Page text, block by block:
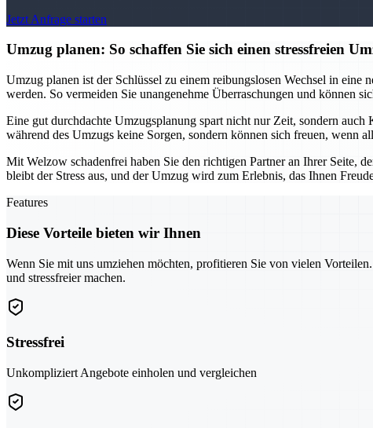
Jetzt Anfrage starten
Umzug planen: So schaffen Sie sich einen stressfreien
Umzug planen ist der Schlüssel zu einem reibungslosen Wechsel in eine
werden. So vermeiden Sie unangenehme Überraschungen und können
Eine gut durchdachte Umzugsplanung spart nicht nur Zeit, sondern
während des Umzugs keine Sorgen, sondern können sich freuen, wenn
Mit Welzow schadenfrei haben Sie den richtigen Partner an Ihrer Seite,
bleibt der Stress aus, und der Umzug wird zum Erlebnis, das Ihnen
Features
Diese Vorteile bieten wir Ihnen
Wenn Sie mit uns umziehen möchten, profitieren Sie von vielen
und stressfreier machen.
Stressfrei
Unkompliziert Angebote einholen und vergleichen